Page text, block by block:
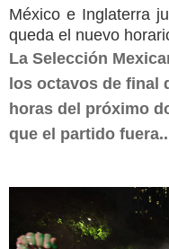
México e Inglaterra
queda el nuevo
La Selección
los octavos de final
horas del próximo
que el partido